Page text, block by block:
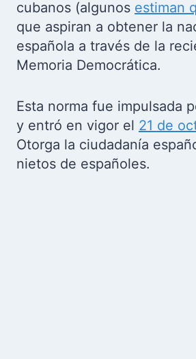
cubanos (algunos estiman
que aspiran a obtener la
española a través de la
Memoria Democrática.
Esta norma fue impulsada
y entró en vigor el 21 de
Otorga la ciudadanía
nietos de españoles.